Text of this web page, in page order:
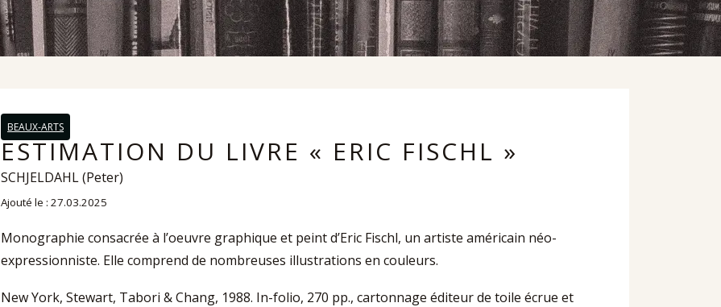
BEAUX-ARTS
ESTIMATION DU LIVRE « ERIC FISCHL »
SCHJELDAHL (Peter)
Ajouté le : 27.03.2025
Monographie consacrée à l’oeuvre graphique et peint d’Eric Fischl, un artiste américain néo-
expressionniste. Elle comprend de nombreuses illustrations en couleurs.
New York, Stewart, Tabori & Chang, 1988. In-folio, 270 pp., cartonnage éditeur de toile écrue et